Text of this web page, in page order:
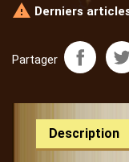
 Derniers
Partager
Description